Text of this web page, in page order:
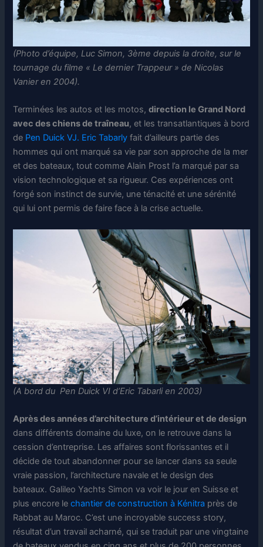
(Photo d’équipe, Luc Simon, 3ème depuis la droite, sur le
tournage du filme « Le dernier Trappeur » de Nicolas
Vanier en 2004).
Terminées les autos et les motos,direction le Grand Nord
avec des chiens de traîneau, et les transatlantiques à bord
de Pen Duick VJ. Eric Tabarly fait d’ailleurs partie des
hommes qui ont marqué sa vie par son approche de la mer
et des bateaux, tout comme Alain Prost l’a marqué par sa
vision technologique et sa rigueur. Ces expériences ont
forgé son instinct de survie, une ténacité et une sérénité
qui lui ont permis de faire face à la crise actuelle.
(A bord du Pen Duick VI d’Eric Tabarli en 2003)
Après des années d’architecture d’intérieur et de design
dans différents domaine du luxe, on le retrouve dans la
cession d’entreprise. Les affaires sont florissantes et il
décide de tout abandonner pour se lancer dans sa seule
vraie passion, l’architecture navale et le design des
bateaux. Galileo Yachts Simon va voir le jour en Suisse et
plus encore lechantier de construction à Kénitra près de
Rabbat au Maroc. C’est une incroyable success story,
résultat d’un travail acharné, qui se traduit par une vingtaine